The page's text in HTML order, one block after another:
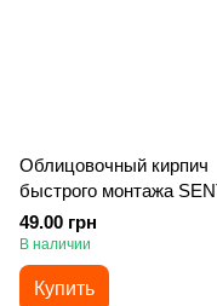
Облицовочный кирпич
быстрого монтажа
SLIM Anthracite Light
49.00 грн
В наличии
Купить